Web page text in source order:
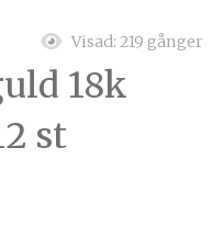
Visad: 219 gånger
18k
st